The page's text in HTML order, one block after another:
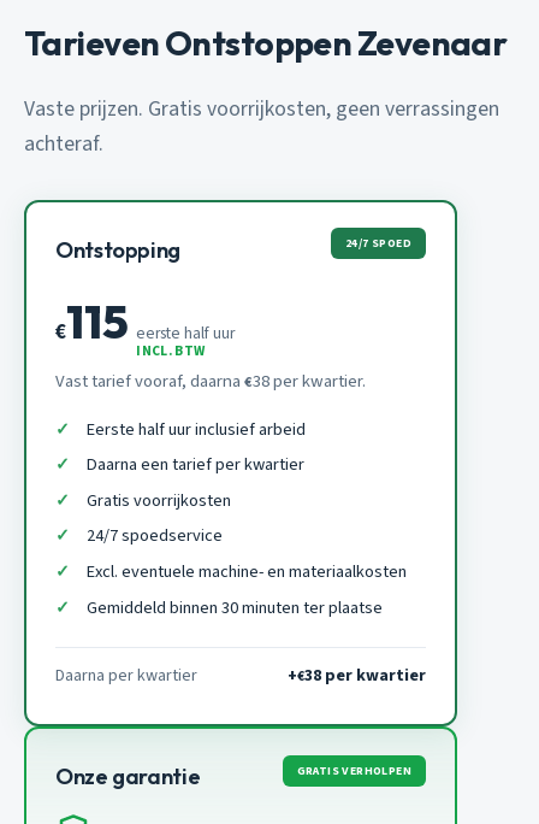
Tarieven Ontstoppen Zevenaar
Vaste prijzen. Gratis voorrijkosten, geen verrassingen
achteraf.
Ontstopping 24/7 SPOED
€115 eerste half uur
INCL. BTW
Vast tarief vooraf, daarna €38 per kwartier.
Eerste half uur inclusief arbeid
Daarna een tarief per kwartier
Gratis voorrijkosten
24/7 spoedservice
Excl. eventuele machine- en materiaalkosten
Gemiddeld binnen 30 minuten ter plaatse
Daarna per kwartier +€38 per kwartier
Onze garantie GRATIS VERHOLPEN